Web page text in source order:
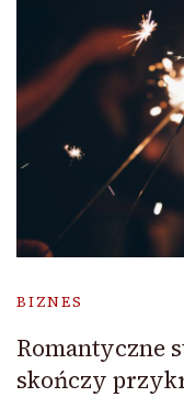
BIZNES
Romantyczne
skończy